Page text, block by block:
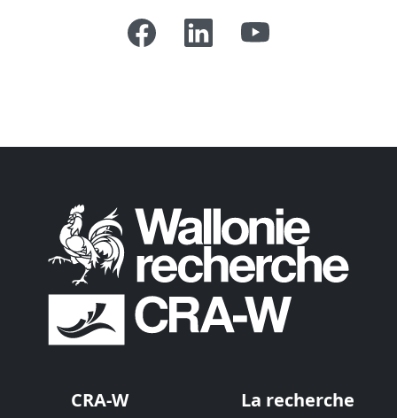
CRA-W La recherche